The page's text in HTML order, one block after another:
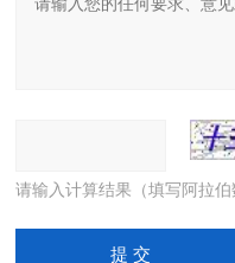
请输入计算结果（填写阿拉